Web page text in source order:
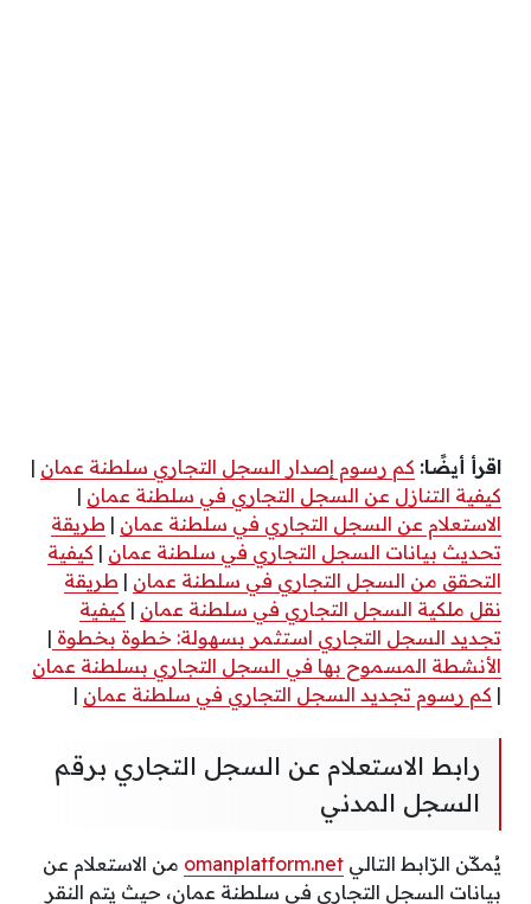
اقرأ أيضًا: كم رسوم إصدار السجل التجاري سلطنة عمان |
كيفية التنازل عن السجل التجاري في سلطنة عمان |
الاستعلام عن السجل التجاري في سلطنة عمان | طريقة
تحديث بيانات السجل التجاري في سلطنة عمان | كيفية
التحقق من السجل التجاري في سلطنة عمان | طريقة
نقل ملكية السجل التجاري في سلطنة عمان | كيفية
تجديد السجل التجاري استثمر بسهولة: خطوة بخطوة |
الأنشطة المسموح بها في السجل التجاري بسلطنة عمان
| كم رسوم تجديد السجل التجاري في سلطنة عمان |
رابط الاستعلام عن السجل التجاري برقم
السجل المدني
يُمكّن الرّابط التالي omanplatform.net من الاستعلام عن
بيانات السجل التجاري في سلطنة عمان، حيث يتم النقر